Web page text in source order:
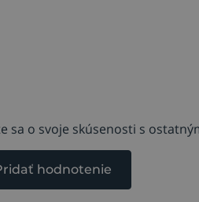
sa o svoje skúsenosti s
hodnotenie